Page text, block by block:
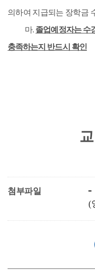
의하여 지급되는 장학금
마. 졸업예정자는 수
충족하는지 반드시 확인
첨부파일
(